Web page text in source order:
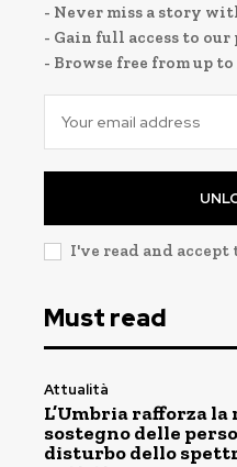
- Never miss a story
- Gain full access to
- Browse free from up
I've read and accept
Must read
Attualità
L’Umbria rafforza la
sostegno delle
disturbo dello